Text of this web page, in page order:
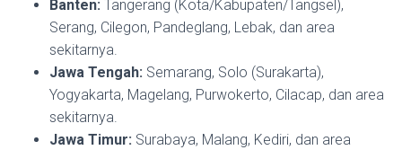
Banten: Tangerang (Kota/Kabupaten/Tangsel),
Serang, Cilegon, Pandeglang, Lebak, dan area
sekitarnya.
Jawa Tengah: Semarang, Solo (Surakarta),
Yogyakarta, Magelang, Purwokerto, Cilacap, dan area
sekitarnya.
Jawa Timur: Surabaya, Malang, Kediri, dan area